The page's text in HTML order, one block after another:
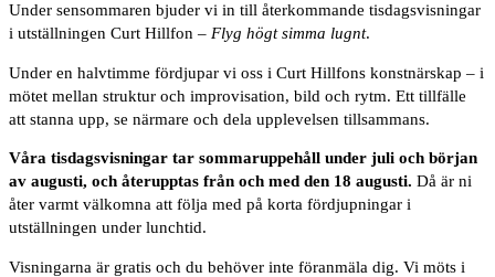
Under sensommaren bjuder vi in till återkommande tisdagsvisningar
i utställningen Curt Hillfon – Flyg högt simma lugnt.
Under en halvtimme fördjupar vi oss i Curt Hillfons konstnärskap – i
mötet mellan struktur och improvisation, bild och rytm. Ett tillfälle
att stanna upp, se närmare och dela upplevelsen tillsammans.
Våra tisdagsvisningar tar sommaruppehåll under juli och början
av augusti, och återupptas från och med den 18 augusti. Då är ni
åter varmt välkomna att följa med på korta fördjupningar i
utställningen under lunchtid.
Visningarna är gratis och du behöver inte föranmäla dig. Vi möts i